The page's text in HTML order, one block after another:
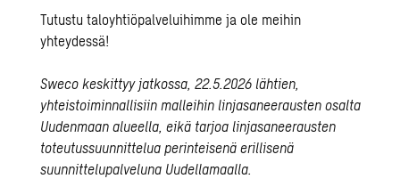
Tutustu taloyhtiöpalveluihimme ja ole meihin
yhteydessä!
Sweco keskittyy jatkossa, 22.5.2026 lähtien,
yhteistoiminnallisiin malleihin linjasaneerausten osalta
Uudenmaan alueella, eikä tarjoa linjasaneerausten
toteutussuunnittelua perinteisenä erillisenä
suunnittelupalveluna Uudellamaalla.